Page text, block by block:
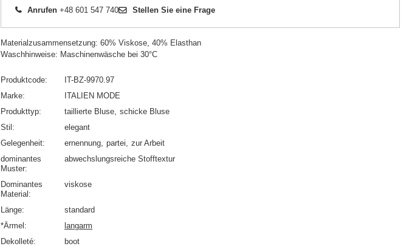
Anrufen +48 601 547 740 Stellen Sie eine Frage
Materialzusammensetzung: 60% Viskose, 40% Elasthan
Waschhinweise: Maschinenwäsche bei 30°C
Produktcode
IT-BZ-9970.97
Marke
ITALIEN MODE
Produkttyp
taillierte Bluse schicke Bluse
Stil
elegant
Gelegenheit
ernennung partei
zur Arbeit
dominantes
Muster
abwechslungsreiche Stofftextur
Dominantes
Material
viskose
Länge
standard
*Ärmel
langarm
Dekolleté
boot